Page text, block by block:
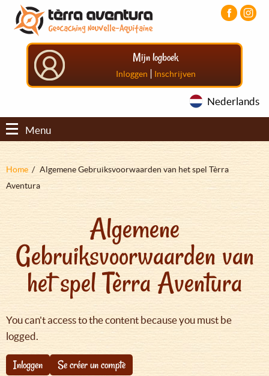
Overslaan
naar
Aller
menu
principal
Aller
pied
Mijn logboek
Inloggen | Inschrijven
Nederlands
Menu
Kruimelpad
Home
Algemene Gebruiksvoorwaarden van het spel Tèrra
Aventura
Algemene
Gebruiksvoorwaarden van
het spel Tèrra Aventura
You can't access to the content because you must be
logged.
Inloggen
Se créer un compte